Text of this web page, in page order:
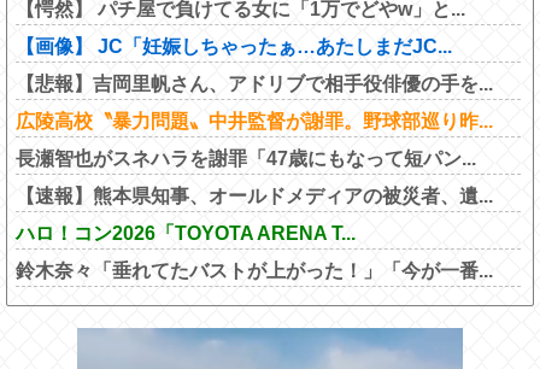
【愕然】 パチ屋で負けてる女に「1万でどやw」と...
【画像】 JC「妊娠しちゃったぁ…あたしまだJC...
【悲報】吉岡里帆さん、アドリブで相手役俳優の手を...
広陵高校〝暴力問題〟中井監督が謝罪。野球部巡り昨...
長瀬智也がスネハラを謝罪「47歳にもなって短パン...
【速報】熊本県知事、オールドメディアの被災者、遺...
ハロ！コン2026「TOYOTA ARENA T...
鈴木奈々「垂れてたバストが上がった！」「今が一番...